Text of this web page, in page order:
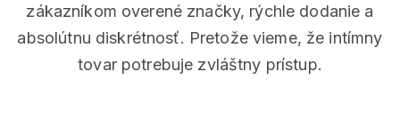
zákazníkom overené značky, rýchle dodanie a
absolútnu diskrétnosť. Pretože vieme, že intímny
tovar potrebuje zvláštny prístup.